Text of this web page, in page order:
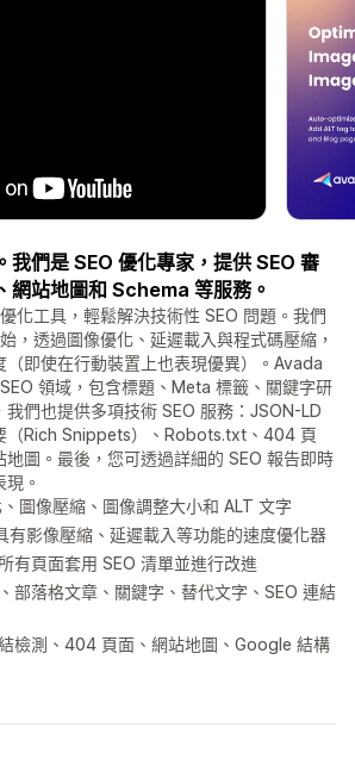
我們是 SEO 優化專家，提供 SEO 審
網站地圖和 Schema 等服務。
化工具，輕鬆解決技術性 SEO 問題。我們
，透過圖像優化、延遲載入與程式碼壓縮，
（即使在行動裝置上也表現優異）。Avada
領域，包含標題、Meta 標籤、關鍵字研
我們也提供多項技術 SEO 服務：JSON-LD
（Rich Snippets）、Robots.txt、404 頁
圖。最後，您可透過詳細的 SEO 報告即時
。
圖像壓縮、圖像調整大小和 ALT 文字
有影像壓縮、延遲載入等功能的速度優化器
有頁面套用 SEO 清單並進行改進
部落格文章、關鍵字、替代文字、SEO 連結
檢測、404 頁面、網站地圖、Google 結構